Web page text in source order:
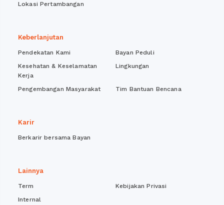
Lokasi Pertambangan
Keberlanjutan
Pendekatan Kami
Bayan Peduli
Kesehatan & Keselamatan
Kerja
Lingkungan
Pengembangan Masyarakat Tim Bantuan Bencana
Karir
Berkarir bersama Bayan
Lainnya
Term
Kebijakan Privasi
Internal